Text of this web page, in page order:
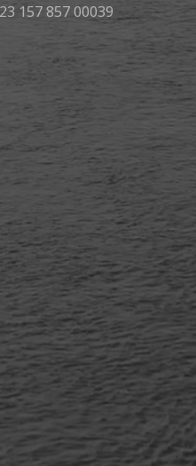
157 857 00039
SE MODULE AU GRÉ DE
ET DIFFÉRENTES. NOTRE
VOUS ACCOMPAGNE ET VOUS